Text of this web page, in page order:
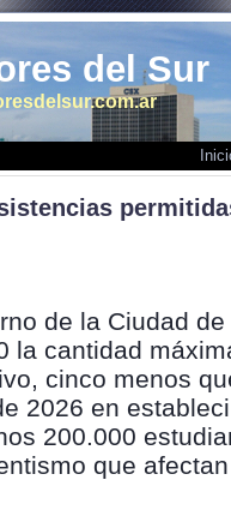
del Sur
de la Ciudad
la cantidad
cinco menos
2026 en
200.000
que